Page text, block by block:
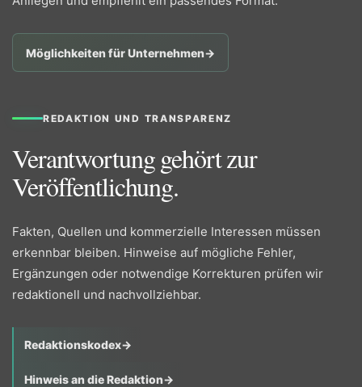
Möglichkeiten für Unternehmen→
REDAKTION UND TRANSPARENZ
Verantwortung gehört zur
Veröffentlichung.
Fakten, Quellen und kommerzielle Interessen müssen
erkennbar bleiben. Hinweise auf mögliche Fehler,
Ergänzungen oder notwendige Korrekturen prüfen wir
redaktionell und nachvollziehbar.
Redaktionskodex→
Hinweis an die Redaktion→